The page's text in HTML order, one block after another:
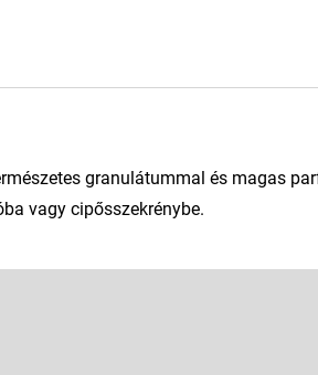
granulátummal és magas
vagy cipősszekrénybe.